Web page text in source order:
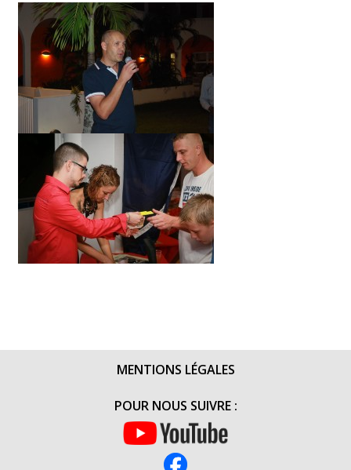
MENTIONS LÉGALES
POUR NOUS SUIVRE :